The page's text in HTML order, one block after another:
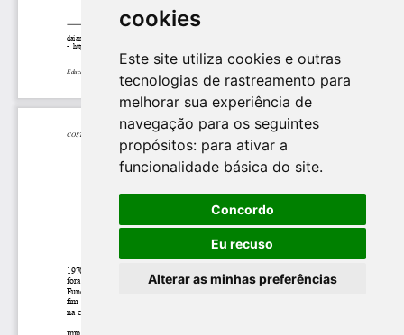
cookies
Este site utiliza cookies e outras
tecnologias de rastreamento para
melhorar sua experiência de
navegação para os seguintes
propósitos: para ativar a
funcionalidade básica do site.
Concordo
Eu recuso
Alterar as minhas preferências